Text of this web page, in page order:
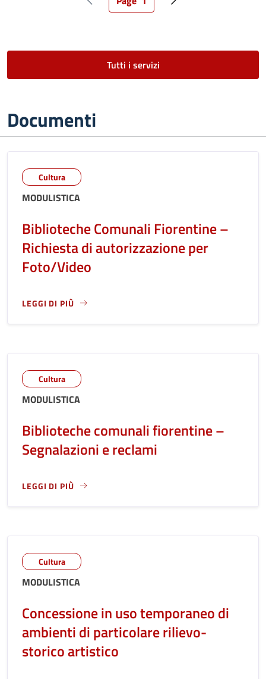
Pagina precedente
Pagina attualePagina successiva
Tutti i servizi
Documenti
Cultura
MODULISTICA
Biblioteche Comunali Fiorentine –
Richiesta di autorizzazione per
Foto/Video
LEGGI DI PIÙ
LEGGI ANCORA RIGUARDO A: BIBLIOTECHE COMUNALI
Cultura
MODULISTICA
Biblioteche comunali fiorentine –
Segnalazioni e reclami
LEGGI DI PIÙ
LEGGI ANCORA RIGUARDO A: BIBLIOTECHE COMUNALI
Cultura
MODULISTICA
Concessione in uso temporaneo di
ambienti di particolare rilievo-
storico artistico